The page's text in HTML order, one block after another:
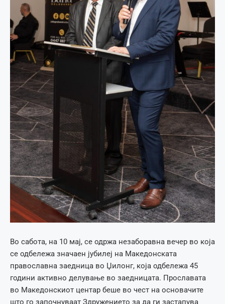
Во сабота, на 10 мај, се одржа незаборавна вечер во која
се одбележа значаен јубилеј на Македонската
православна заедница во Џилонг, која одбележа 45
години активно делување во заедницата. Прославата
во Македонскиот центар беше во чест на основачите
што го започнуваат Здружението за да ги застапува